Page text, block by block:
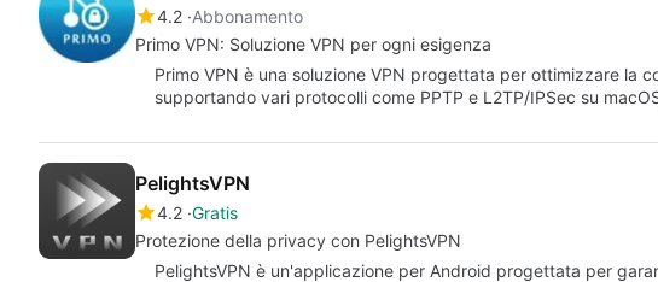
4.2 Abbonamento
Primo VPN: Soluzione VPN per ogni esigenza
Primo VPN è una soluzione VPN progettata per ottimizzare la
supportando vari protocolli come PPTP e L2TP/IPSec su
PelightsVPN
4.2 Gratis
Protezione della privacy con PelightsVPN
PelightsVPN è un'applicazione per Android progettata per